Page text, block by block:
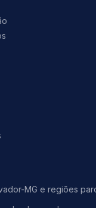
MG e regiões